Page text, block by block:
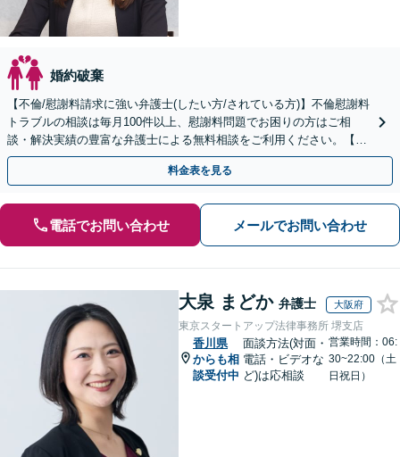
婚約破棄
【不倫/慰謝料請求に強い弁護士(したい方/されている方)】不倫慰謝料
トラブルの相談は毎月100件以上、慰謝料問題でお困りの方はご相
談・解決実績の豊富な弁護士による無料相談をご利用ください。【初
回相談０円(電話)】【全国対応】
料金表を見る
電話でお問い合わせ メールでお問い合わせ
大泉 まどか 弁護士 大阪府
東京スタートアップ法律事務所 堺支店
香川県
からも相
談受付中
面談方法(対面・
電話・ビデオな
ど)は応相談
営業時間：06:
30~22:00（土
日祝日）